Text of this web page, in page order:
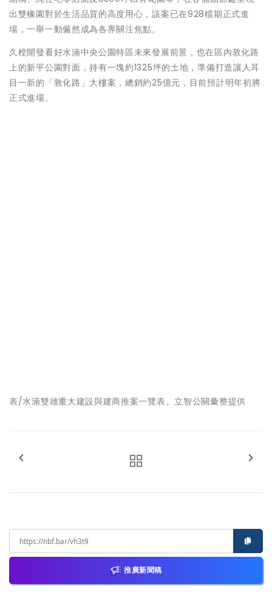
出雙橡園對於生活品質的高度用心，該案已在928檔期正式進
場，一舉一動儼然成為各界關注焦點。
久樘開發看好水湳中央公園特區未來發展前景，也在區內敦化路
上的新平公園對面，持有一塊約1325坪的土地，準備打造讓人耳
目一新的「敦化路」大樓案，總銷約25億元，目前預計明年初將
正式進場。
表/水湳雙雄重大建設與建商推案一覽表。立智公關彙整提供
推廣新聞稿